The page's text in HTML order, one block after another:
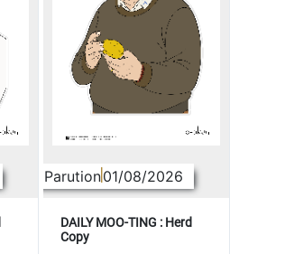
Parution01/08/2026
DAILY MOO-TING : Herd
Copy